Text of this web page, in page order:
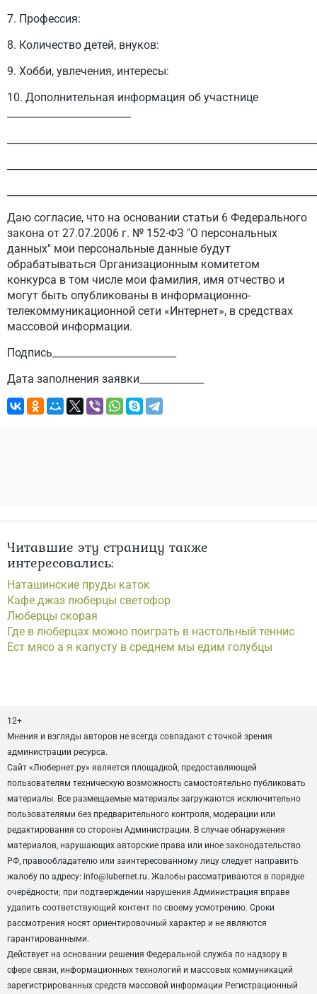
7. Профессия:
8. Количество детей, внуков:
9. Хобби, увлечения, интересы:
10. Дополнительная информация об участнице
Даю согласие, что на основании статьи 6 Федерального
закона от 27.07.2006 г. № 152-ФЗ "О персональных
данных" мои персональные данные будут
обрабатываться Организационным комитетом
конкурса в том числе мои фамилия, имя отчество и
могут быть опубликованы в информационно-
телекоммуникационной сети «Интернет», в средствах
массовой информации.
Подпись_________________________
Дата заполнения заявки_____________
Читавшие эту страницу также
интересовались:
Наташинские пруды каток
Кафе джаз люберцы светофор
Люберцы скорая
Где в люберцах можно поиграть в настольный теннис
Ест мясо а я капусту в среднем мы едим голубцы
12+
Мнения и взгляды авторов не всегда совпадают с точкой зрения
администрации ресурса.
Сайт «Любернет.ру» является площадкой, предоставляющей
пользователям техническую возможность самостоятельно публиковать
материалы. Все размещаемые материалы загружаются исключительно
пользователями без предварительного контроля, модерации или
редактирования со стороны Администрации. В случае обнаружения
материалов, нарушающих авторские права или иное законодательство
РФ, правообладателю или заинтересованному лицу следует направить
жалобу по адресу: info@lubernet.ru. Жалобы рассматриваются в порядке
очерёдности; при подтверждении нарушения Администрация вправе
удалить соответствующий контент по своему усмотрению. Сроки
рассмотрения носят ориентировочный характер и не являются
гарантированными.
Действует на основании решения Федеральной служба по надзору в
сфере связи, информационных технологий и массовых коммуникаций
зарегистрированных средств массовой информации Регистрационный